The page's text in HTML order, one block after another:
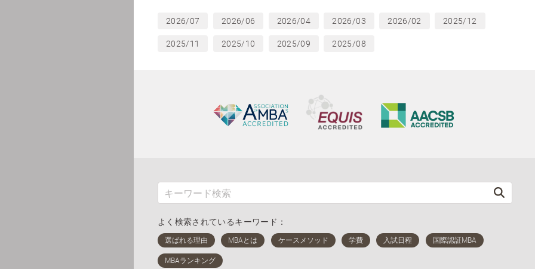
2026/07 2026/06 2026/04 2026/03 2026/02 2025/12
2025/11 2025/10 2025/09 2025/08
よく検索されているキーワード：